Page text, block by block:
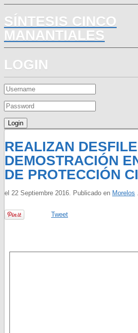
SÍNTESIS CINCO
MANANTIALES
LOGIN
REALIZAN
DEMOSTRACIÓN
DE PROTECCIÓN
el 22 Septiembre 2016. Publicado en Morelos
Tweet